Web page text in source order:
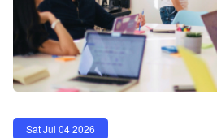
Sat Jul 04 2026